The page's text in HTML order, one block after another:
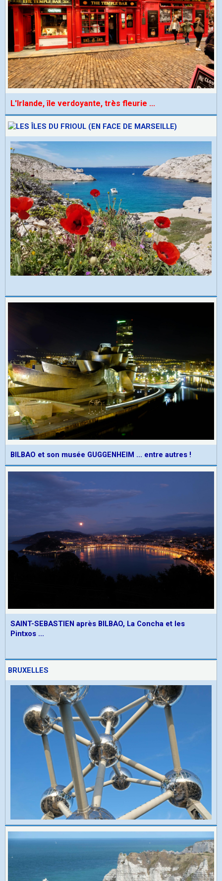
L'Irlande, île verdoyante, très fleurie ...
BILBAO et son musée GUGGENHEIM ... entre autres !
SAINT-SEBASTIEN après BILBAO, La Concha et les
Pintxos ...
BRUXELLES